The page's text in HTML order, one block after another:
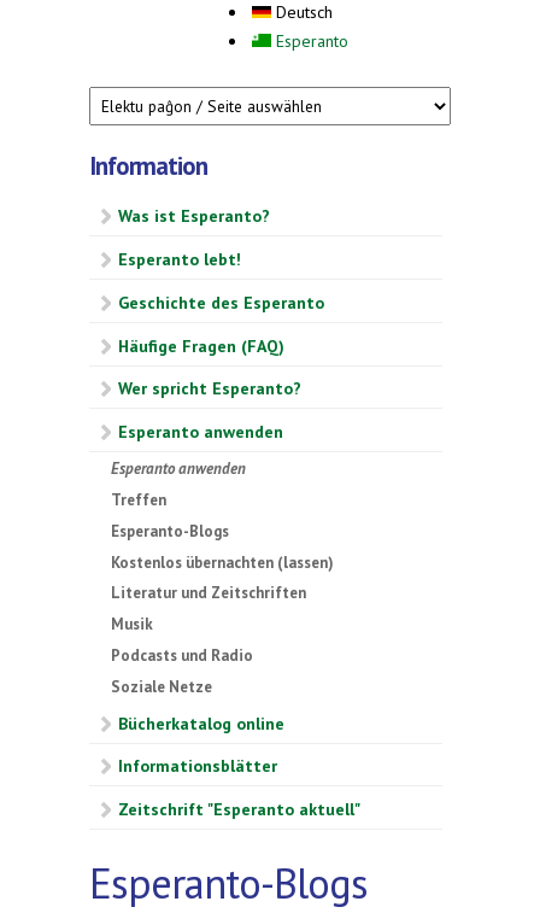
Deutsch
Esperanto
Information
Was ist Esperanto?
Esperanto lebt!
Geschichte des Esperanto
Häufige Fragen (FAQ)
Wer spricht Esperanto?
Esperanto anwenden
Esperanto anwenden
Treffen
Esperanto-Blogs
Kostenlos übernachten (lassen)
Literatur und Zeitschriften
Musik
Podcasts und Radio
Soziale Netze
Bücherkatalog online
Informationsblätter
Zeitschrift "Esperanto aktuell"
Esperanto-Blogs